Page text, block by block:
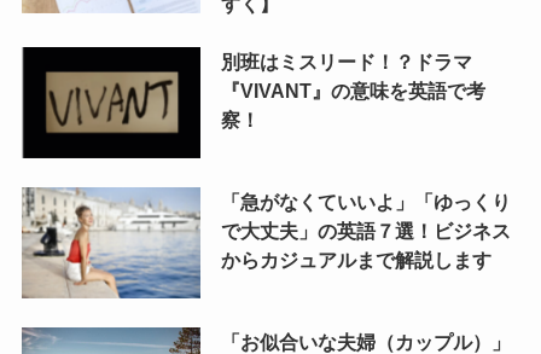
別班はミスリード！？ドラマ
『VIVANT』の意味を英語で考
察！
「急がなくていいよ」「ゆっくり
で大丈夫」の英語７選！ビジネス
からカジュアルまで解説します
「お似合いな夫婦（カップル）」